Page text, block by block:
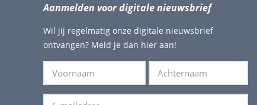
Aanmelden voor digitale nieuwsbrief
Wil jij regelmatig onze digitale nieuwsbrief
ontvangen? Meld je dan hier aan!